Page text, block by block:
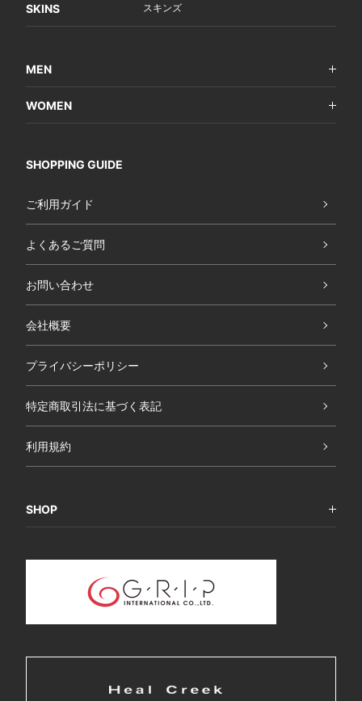
SKINS スキンズ
MEN
WOMEN
SHOPPING GUIDE
ご利用ガイド
よくあるご質問
お問い合わせ
会社概要
プライバシーポリシー
特定商取引法に基づく表記
利用規約
SHOP